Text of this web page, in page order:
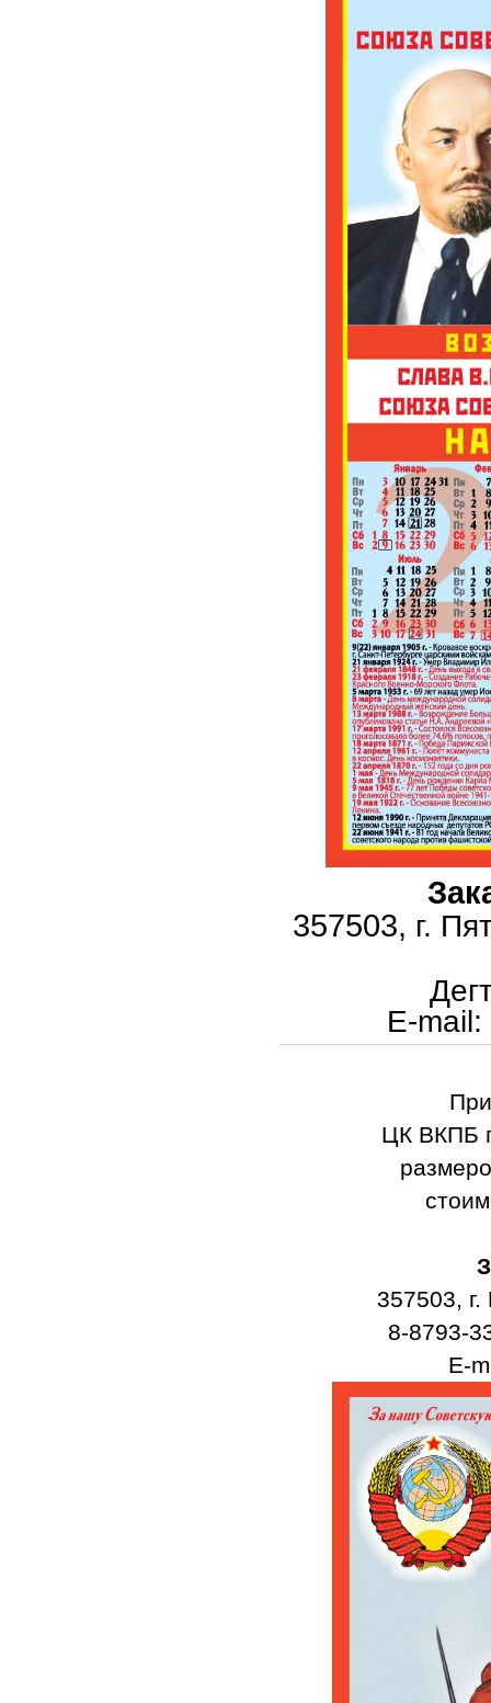
357503, г.
E-mail:
ЦК ВКПБ
357503,
8-8793-
E-